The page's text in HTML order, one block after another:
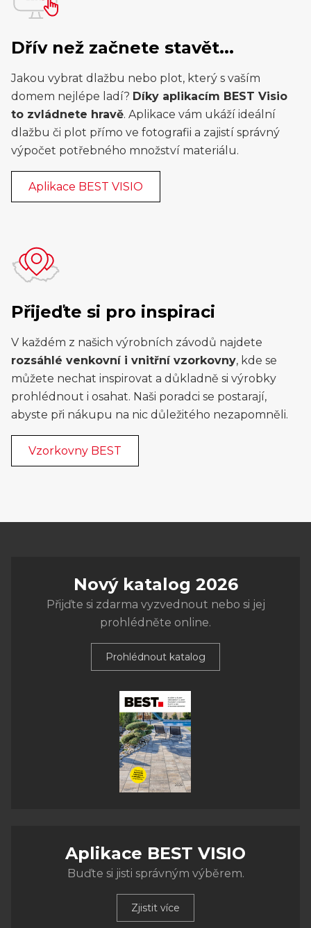
Dřív než začnete stavět...
Jakou vybrat dlažbu nebo plot, který s vaším
domem nejlépe ladí? Díky aplikacím BEST Visio
to zvládnete hravě. Aplikace vám ukáží ideální
dlažbu či plot přímo ve fotografii a zajistí správný
výpočet potřebného množství materiálu.
Aplikace BEST VISIO
Přijeďte si pro inspiraci
V každém z našich výrobních závodů najdete
rozsáhlé venkovní i vnitřní vzorkovny, kde se
můžete nechat inspirovat a důkladně si výrobky
prohlédnout i osahat. Naši poradci se postarají,
abyste při nákupu na nic důležitého nezapomněli.
Vzorkovny BEST
Nový katalog 2026
Přijďte si zdarma vyzvednout nebo si jej
prohlédněte online.
Prohlédnout katalog
Aplikace BEST VISIO
Buďte si jisti správným výběrem.
Zjistit více